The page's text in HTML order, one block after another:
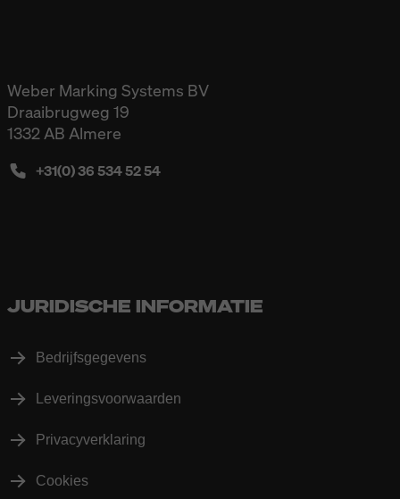
Weber Marking Systems BV
Draaibrugweg 19
1332 AB Almere
+31(0) 36 534 52 54
JURIDISCHE INFORMATIE
Bedrijfsgegevens
Leveringsvoorwaarden
Privacyverklaring
Cookies